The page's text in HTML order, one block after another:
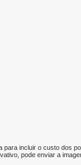
incluir o custo dos
pode enviar a